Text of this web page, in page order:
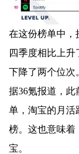
在这份榜单中，
四季度相比上
下降了两个位次
据36氪报道，此
单，淘宝的月活
榜。这也意味着
宝。